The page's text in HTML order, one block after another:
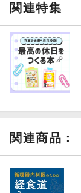
関連特集
関連商品 ：